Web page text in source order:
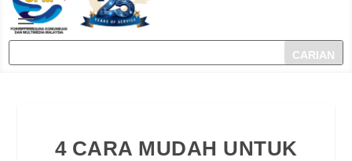
4 CARA MUDAH UNTUK